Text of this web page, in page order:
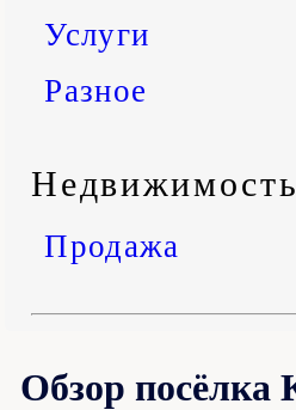
Услуги
Разное
Продажа
Обзор посёлка